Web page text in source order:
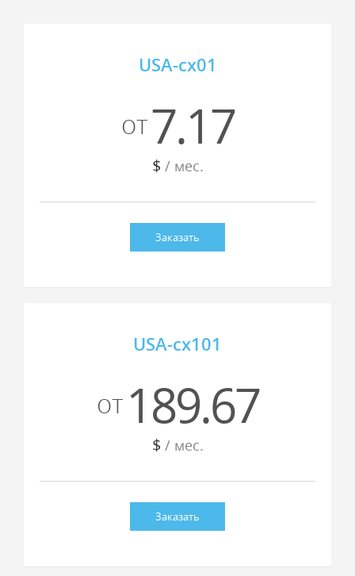
USA-cx01
от7.17
$ / мес.
Заказать
USA-cx101
от 189.67
$ / мес.
Заказать